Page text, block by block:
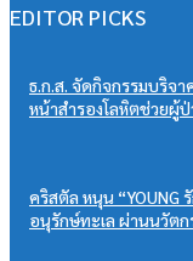
EDITOR PICKS
ธ.ก.ส. จัดกิจกรรมบริจ
หน้าสำรองโลหิตช่วยผู้
คริสตัล หนุน “YOUNG
อนุรักษ์ทะเล ผ่านนวัตก